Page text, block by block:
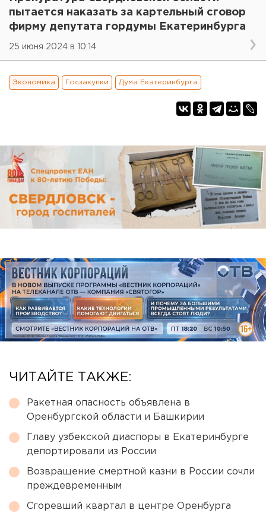
пытается наказать за картельный сговор
фирму депутата гордумы Екатеринбурга
25 июня 2024 в 10:14
Экономика Госзакупки Дума Екатеринбурга
ЧИТАЙТЕ ТАКЖЕ:
Ракетная опасность объявлена в
Оренбургской области и Башкирии
Главу узбекской диаспоры в Екатеринбурге
депортировали из России
Возвращение смертной казни в России сочли
преждевременным
Сгоревший квартал в центре Оренбурга